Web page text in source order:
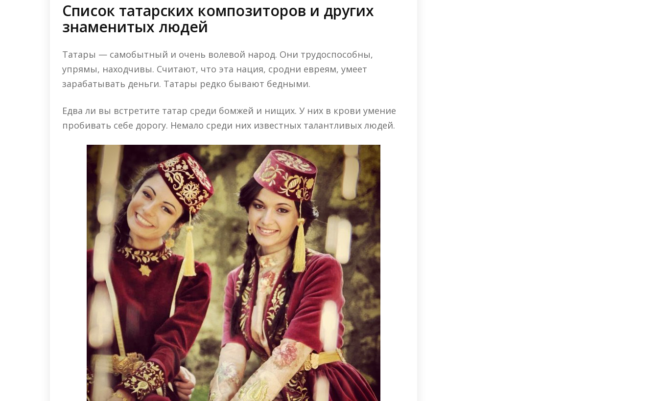
Список татарских композиторов и других
знаменитых людей
Татары — самобытный и очень волевой народ. Они трудоспособны,
упрямы, находчивы. Считают, что эта нация, сродни евреям, умеет
зарабатывать деньги. Татары редко бывают бедными.
Едва ли вы встретите татар среди бомжей и нищих. У них в крови умение
пробивать себе дорогу. Немало среди них известных талантливых людей.